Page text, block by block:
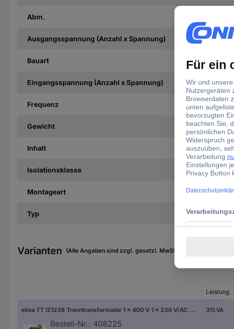
Abm.
Ausgangsspannung (Anzahl x Spannung)
Bauart
Eingangsspannung (Anzahl x Spannung)
Frequenz
Gewicht
Inhalt
Isolationsklasse
Montageart
Typ
Varianten (Alle Angaben sind zzgl. gesetzl. MwSt., zzgl. Versand)
Leistung
elma TT IZ1238 Trenntransformator 1 x 400 V 1 x 230 V/AC 315 VA 1.37 A
Bestell-Nr.: 408225
315 VA